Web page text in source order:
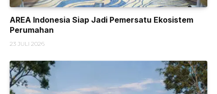
AREA Indonesia Siap Jadi Pemersatu Ekosistem
Perumahan
23 JULI 2026